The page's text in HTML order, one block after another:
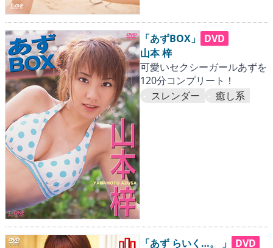
「あずBOX」
DVD
山本 梓
可愛いセクシーガールあずを
120分コンプリート！
スレンダー
癒し系
「あず らいく…。 」 DVD